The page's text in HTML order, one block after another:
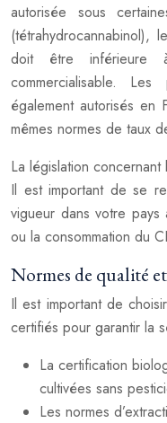
autorisée sous
(tétrahydrocannabinol),
doit être inférieure
commercialisable.
également autorisés en
mêmes normes de taux
La législation
Il est important de se
vigueur dans votre
ou la consommation du
Normes de qualité
Il est important de
certifiés pour garantir la
La certification
cultivées sans
Les normes